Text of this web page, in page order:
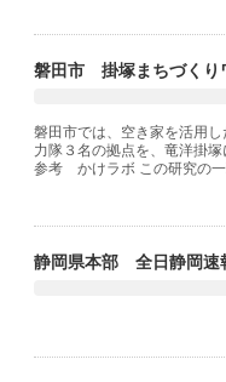
磐田市 掛塚まちづくり
磐田市では、空き家を活用
力隊３名の拠点を、竜洋掛
参考 かけラボ この研究の
静岡県本部 全日静岡速